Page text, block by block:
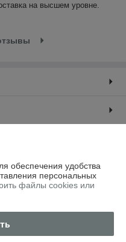
на высшем уровне.
обеспечения удобства
персональных
файлы cookies или